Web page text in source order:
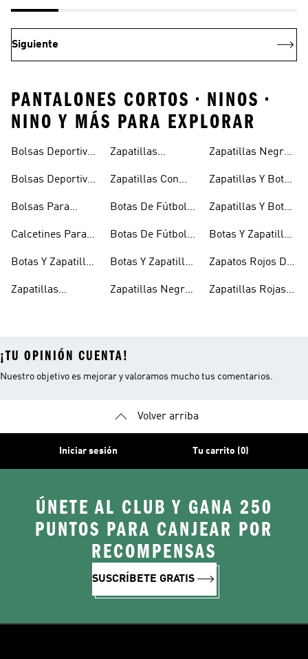
Siguiente
PANTALONES CORTOS • NINOS •
NINO Y MÁS PARA EXPLORAR
Bolsas Deportivas
Bolsas Deportivas
Bolsas Para
Calcetines Para
Botas Y Zapatillas
Zapatillas
Niñas
Zapatillas
Niños
Zapatillas Con
Niños
Botas De Fútbol
Botas De Fútbol
Botas Y Zapatillas
Niños
Zapatillas Negras
Zapatillas Negras
Zapatillas Y Botas
Zapatillas Y Botas
Botas Y Zapatillas
Zapatos Rojos De
Zapatillas Rojas
¡TU OPINIÓN CUENTA!
Nuestro objetivo es mejorar y valoramos mucho tus comentarios.
Volver arriba
Iniciar sesión Tu carrito (0)
ÚNETE AL CLUB Y GANA 250
PUNTOS PARA CANJEAR POR
RECOMPENSAS
SUSCRÍBETE GRATIS